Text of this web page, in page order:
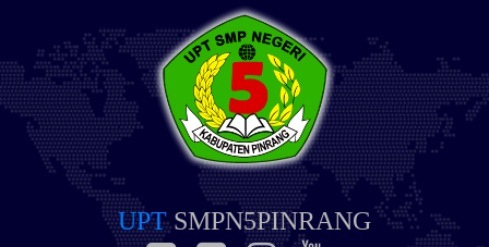
UPTSMPN5PINRANG